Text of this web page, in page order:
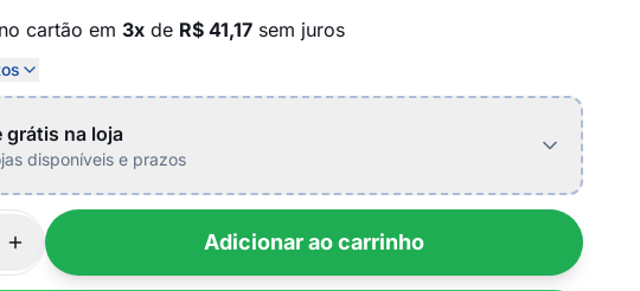
no cartão em 3x de R$ 41,17 sem juros
grátis na loja
disponíveis e prazos
Adicionar ao carrinho